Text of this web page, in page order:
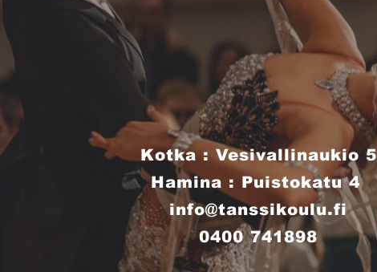
Kotka : Vesivallinaukio 5
Hamina : Puistokatu 4
info@tanssikoulu.fi
0400 741898